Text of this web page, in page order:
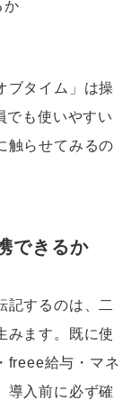
か
ブタイム」は操
でも使いやすい
触らせてみるの
できるか
記するのは、二
みます。既に使
freee給与・マネ
導入前に必ず確